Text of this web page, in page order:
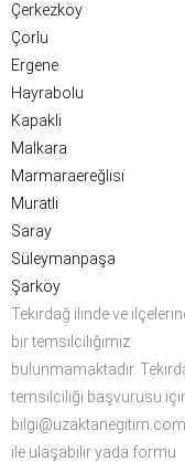
Çerkezköy
Çorlu
Ergene
Hayrabolu
Kapakli
Malkara
Marmaraereğli̇si̇
Muratli
Saray
Süleymanpaşa
Şarköy
Tekirdağ ilinde ve
bir temsilciliğimiz
bulunmamaktadır.
temsilciliği başvurusu
ile ulaşabilir yada formu